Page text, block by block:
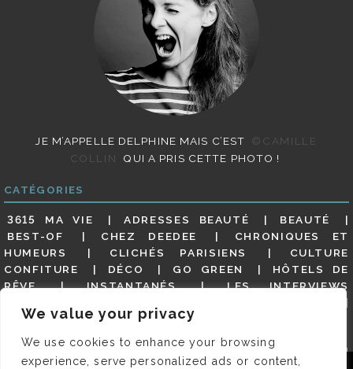
We value your privacy
We use cookies to enhance your browsing
experience, serve personalized ads or content,
JE M’APPELLE DELPHINE MAIS C’EST
©CAMILLE
COLLIN
QUI A PRIS CETTE PHOTO !
CATÉGORIES
3615 MA VIE ADRESSES BEAUTÉ
BEAUTÉ
BEST-OF
CHEZ DEEDEE
CHRONIQUES ET
HUMEURS
CLICHÉS PARISIENS
CULTURE
CONFITURE
DÉCO GO GREEN
HÔTELS DE
RÊVE
INSTANTANÉS
LES INTERVIEWS
MES ADRESSES
MODE
(BUT GOODIES)
PAR ICI LE MAGOT !
PARIS EN PHOTOS
RESTAURANTS